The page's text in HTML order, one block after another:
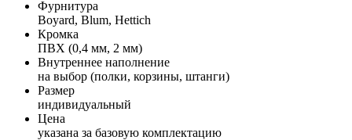
Фурнитура
Boyard, Blum, Hettich
Кромка
ПВХ (0,4 мм, 2 мм)
Внутреннее наполнение
на выбор (полки, корзины, штанги)
Размер
индивидуальный
Цена
указана за базовую комплектацию